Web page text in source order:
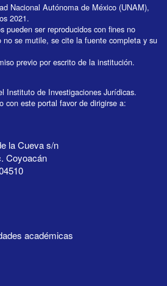
Nacional Autónoma de México (UNAM),
2021.
pueden ser reproducidos con fines no
no se mutile, se cite la fuente completa y su
previo por escrito de la institución.
Instituto de Investigaciones Jurídicas.
con este portal favor de dirigirse a:
la Cueva s/n
Coyoacán
académicas